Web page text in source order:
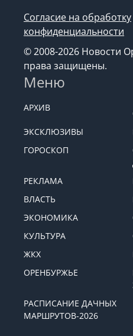
Согласие на обработку
конфиденциальности
© 2008-2026 Новости
права защищены.
Меню
АРХИВ
ЭКСКЛЮЗИВЫ
ГОРОСКОП
РЕКЛАМА
ВЛАСТЬ
ЭКОНОМИКА
КУЛЬТУРА
ЖКХ
ОРЕНБУРЖЬЕ
РАСПИСАНИЕ ДАЧНЫХ
МАРШРУТОВ-2026